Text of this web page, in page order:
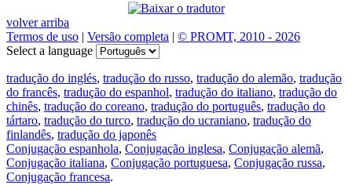
volver arriba
Termos de uso | Versão completa | © PROMT, 2010 - 2026
Select a language
tradução do inglés, tradução do russo, tradução do alemão, tradução
do francês, tradução do espanhol, tradução do italiano, tradução do
chinês, tradução do coreano, tradução do português, tradução do
tártaro, tradução do turco, tradução do ucraniano, tradução do
finlandês, tradução do japonês
Conjugação espanhola, Conjugação inglesa, Conjugação alemã,
Conjugação italiana, Conjugação portuguesa, Conjugação russa,
Conjugação francesa.